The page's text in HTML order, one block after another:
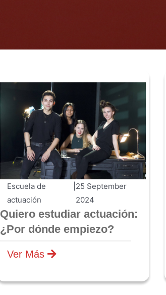
Escuela de
actuación
25 September
2024
Quiero estudiar actuación:
¿Por dónde empiezo?
Ver Más